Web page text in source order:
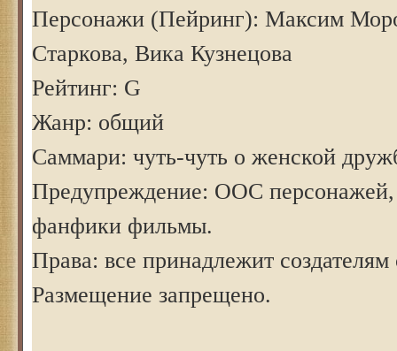
Персонажи (Пейринг): Максим
Старкова, Вика Кузнецова
Рейтинг: G
Жанр: общий
Саммари: чуть-чуть о женской
Предупреждение: ООС
фанфики фильмы.
Права: все принадлежит создателям
Размещение запрещено.